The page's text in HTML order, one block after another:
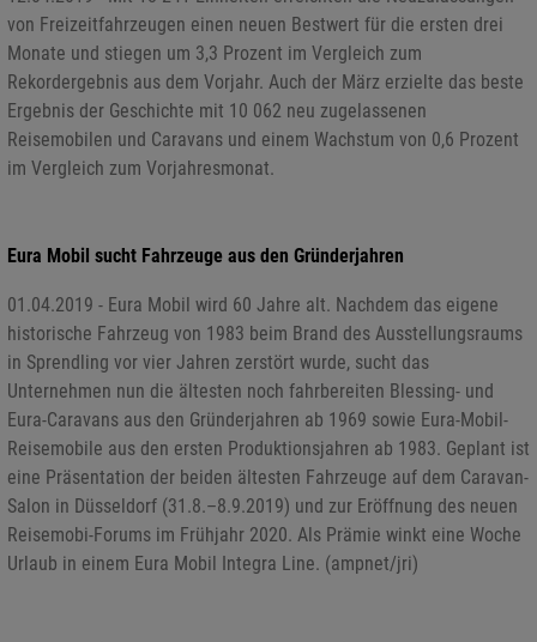
von Freizeitfahrzeugen einen neuen Bestwert für die ersten drei
Monate und stiegen um 3,3 Prozent im Vergleich zum
Rekordergebnis aus dem Vorjahr. Auch der März erzielte das beste
Ergebnis der Geschichte mit 10 062 neu zugelassenen
Reisemobilen und Caravans und einem Wachstum von 0,6 Prozent
im Vergleich zum Vorjahresmonat.
Eura Mobil sucht Fahrzeuge aus den Gründerjahren
01.04.2019 - Eura Mobil wird 60 Jahre alt. Nachdem das eigene
historische Fahrzeug von 1983 beim Brand des Ausstellungsraums
in Sprendling vor vier Jahren zerstört wurde, sucht das
Unternehmen nun die ältesten noch fahrbereiten Blessing- und
Eura-Caravans aus den Gründerjahren ab 1969 sowie Eura-Mobil-
Reisemobile aus den ersten Produktionsjahren ab 1983. Geplant ist
eine Präsentation der beiden ältesten Fahrzeuge auf dem Caravan-
Salon in Düsseldorf (31.8.–8.9.2019) und zur Eröffnung des neuen
Reisemobi-Forums im Frühjahr 2020. Als Prämie winkt eine Woche
Urlaub in einem Eura Mobil Integra Line. (ampnet/jri)